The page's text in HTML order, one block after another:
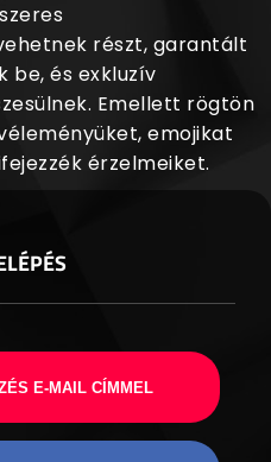
részt, garantált
be, és exkluzív
Emellett rögtön
emojikat
érzelmeiket.
E-MAIL CÍMMEL